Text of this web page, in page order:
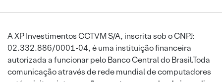
A XP Investimentos CCTVM S/A, inscrita sob o CNPJ:
02.332.886/0001-04, é uma instituição financeira
autorizada a funcionar pelo Banco Central do Brasil.Toda
comunicação através de rede mundial de computadores